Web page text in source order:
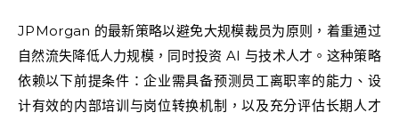
JPMorgan 的最新策略以避免大规模裁员为原则，着重通过
自然流失降低人力规模，同时投资 AI 与技术人才。这种策略
依赖以下前提条件：企业需具备预测员工离职率的能力、设
计有效的内部培训与岗位转换机制，以及充分评估长期人才